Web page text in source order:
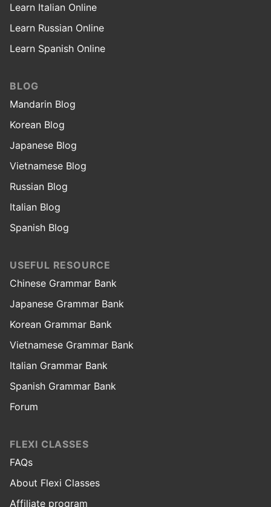
Learn Italian Online
Learn Russian Online
Learn Spanish Online
BLOG
Mandarin Blog
Korean Blog
Japanese Blog
Vietnamese Blog
Russian Blog
Italian Blog
Spanish Blog
USEFUL RESOURCE
Chinese Grammar Bank
Japanese Grammar Bank
Korean Grammar Bank
Vietnamese Grammar Bank
Italian Grammar Bank
Spanish Grammar Bank
Forum
FLEXI CLASSES
FAQs
About Flexi Classes
Affiliate program